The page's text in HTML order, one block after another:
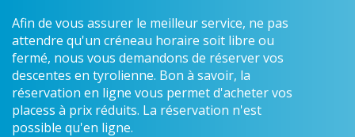
Afin de vous assurer le meilleur service, ne pas
attendre qu'un créneau horaire soit libre ou
fermé, nous vous demandons de réserver vos
descentes en tyrolienne. Bon à savoir, la
réservation en ligne vous permet d'acheter vos
placess à prix réduits. La réservation n'est
possible qu'en ligne.